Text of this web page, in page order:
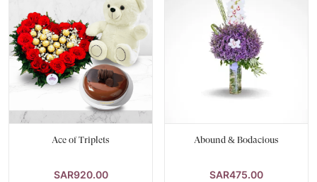
Abound & Bodacious
SAR475.00
Ace of Triplets
SAR920.00